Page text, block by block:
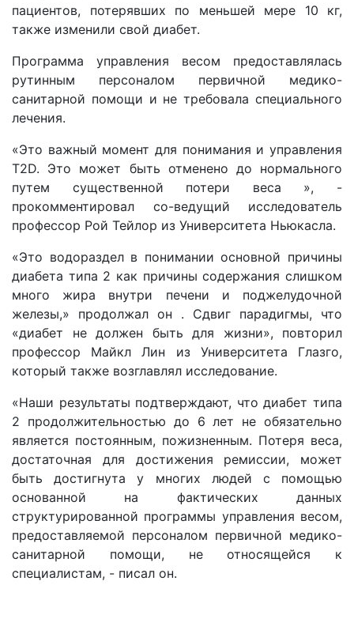
пациентов, потерявших по меньшей мере 10 кг,
также изменили свой диабет.
Программа управления весом предоставлялась
рутинным персоналом первичной медико-
санитарной помощи и не требовала специального
лечения.
«Это важный момент для понимания и управления
T2D. Это может быть отменено до нормального
путем существенной потери веса », -
прокомментировал со-ведущий исследователь
профессор Рой Тейлор из Университета Ньюкасла.
«Это водораздел в понимании основной причины
диабета типа 2 как причины содержания слишком
много жира внутри печени и поджелудочной
железы,» продолжал он . Сдвиг парадигмы, что
«диабет не должен быть для жизни», повторил
профессор Майкл Лин из Университета Глазго,
который также возглавлял исследование.
«Наши результаты подтверждают, что диабет типа
2 продолжительностью до 6 лет не обязательно
является постоянным, пожизненным. Потеря веса,
достаточная для достижения ремиссии, может
быть достигнута у многих людей с помощью
основанной на фактических данных
структурированной программы управления весом,
предоставляемой персоналом первичной медико-
санитарной помощи, не относящейся к
специалистам, - писал он.